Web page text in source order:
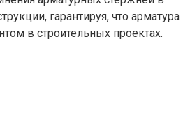
гарантируя, что арматура
в строительных проектах.